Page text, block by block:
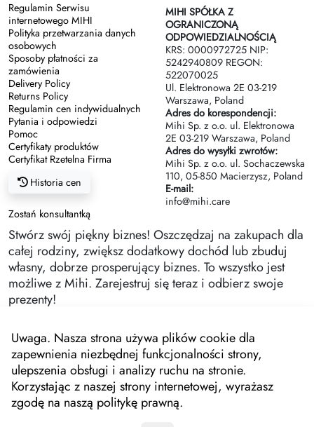
Regulamin Serwisu
internetowego MIHI
Polityka przetwarzania danych
osobowych
Sposoby płatności za
zamówienia
Delivery Policy
Returns Policy
Regulamin cen indywidualnych
Pytania i odpowiedzi
Pomoc
Certyfikaty produktów
Certyfikat Rzetelna Firma
Historia cen
MIHI SPÓŁKA Z
OGRANICZONĄ
ODPOWIEDZIALNOŚCIĄ
KRS: 0000972725 NIP:
5242940809 REGON:
522070025
Ul. Elektronowa 2Е 03-219
Warszawa, Poland
Adres do korespondencji:
Mihi Sp. z o.o. ul. Elektronowa
2Е 03-219 Warszawa, Poland
Adres do wysyłki zwrotów:
Mihi Sp. z o.o. ul. Sochaczewska
110, 05-850 Macierzysz, Poland
E-mail:
info@mihi.care
Zostań konsultantką
Stwórz swój piękny biznes! Oszczędzaj na zakupach dla
całej rodziny, zwiększ dodatkowy dochód lub zbuduj
własny, dobrze prosperujący biznes. To wszystko jest
możliwe z Mihi. Zarejestruj się teraz i odbierz swoje
prezenty!
Uwaga. Nasza strona używa plików cookie dla
zapewnienia niezbędnej funkcjonalności strony,
ulepszenia obsługi i analizy ruchu na stronie.
Korzystając z naszej strony internetowej, wyrażasz
zgodę na naszą politykę prawną.